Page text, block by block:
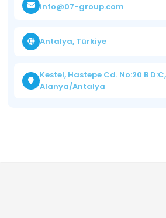
info@07-group.com
Antalya, Türkiye
Kestel, Hastepe Cd. No:20 B
Alanya/Antalya